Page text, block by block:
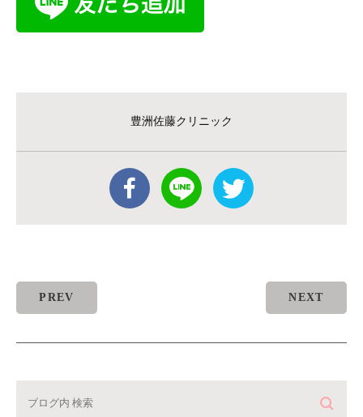
豊洲佐藤クリニック
PREV NEXT